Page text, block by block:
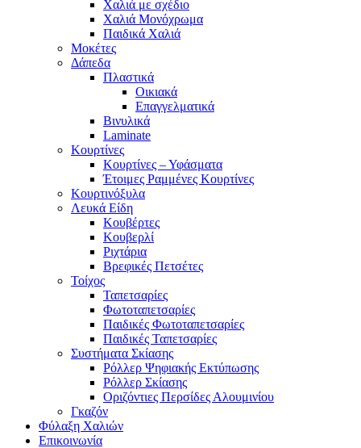
Χαλιά με σχέδιο
Χαλιά Μονόχρωμα
Παιδικά Χαλιά
Μοκέτες
Δάπεδα
Πλαστικά
Οικιακά
Επαγγελματικά
Βινυλικά
Laminate
Κουρτίνες
Κουρτίνες – Υφάσματα
Έτοιμες Ραμμένες Κουρτίνες
Κουρτινόξυλα
Λευκά Είδη
Κουβέρτες
Κουβερλί
Ριχτάρια
Βρεφικές Πετσέτες
Τοίχος
Ταπετσαρίες
Φωτοταπετσαρίες
Παιδικές Φωτοταπετσαρίες
Παιδικές Ταπετσαρίες
Συστήματα Σκίασης
Ρόλλερ Ψηφιακής Εκτύπωσης
Ρόλλερ Σκίασης
Οριζόντιες Περσίδες Αλουμινίου
Γκαζόν
Φύλαξη Χαλιών
Επικοινωνία